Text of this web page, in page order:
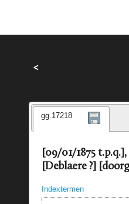
<
gg.17218
[09/01/1875
[Deblaere ?]
Indextermen